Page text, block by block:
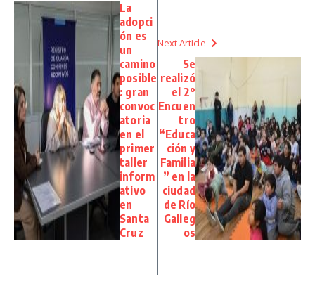
La
adopci
ón es
un
camino
posible
: gran
convoc
atoria
en el
primer
taller
inform
ativo
en
Santa
Cruz
Next Article
Se
realizó
el 2°
Encuen
tro
“Educa
ción y
Familia
” en la
ciudad
de Río
Galleg
os